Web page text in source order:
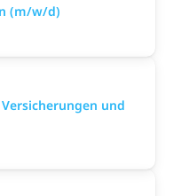
(m/w/d)
und